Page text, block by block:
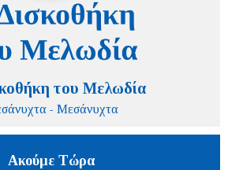
του Μελωδία
- Μεσάνυχτα
Ακούμε Τώρα